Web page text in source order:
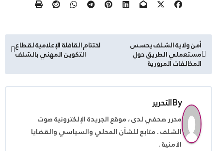
تصفّح
المقالات
أمن ولاية الشلف يحسس
مستعملي الطريق حول
المخالفات المرورية
اختتام القافلة الإعلامية لقطاع
التكوين المهني بالشلف
Byالتحرير
محرر صحفي لدى ، موقع الجريدة الإلكترونية صوت
الشلف . متابع للشأن المحلي والسياسي والقضايا
الأمنية .